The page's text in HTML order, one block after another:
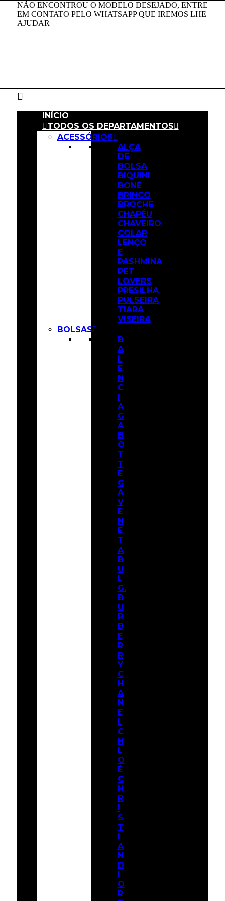
NÃO ENCONTROU O MODELO DESEJADO, ENTRE
EM CONTATO PELO WHATSAPP QUE IREMOS LHE
AJUDAR
O que você está buscando?
Cadastre-se | Login
INÍCIO
TODOS OS DEPARTAMENTOS
ACESSÓRIOS
ALÇA
DE
BOLSA
BIQUINI
BONÉ
BRINCO
BROCHE
CHAPÉU
CHAVEIRO
COLAR
LENÇO
E
PASHMINA
PET
LOVERS
PRESILHA
PULSEIRA
TIARA
VISEIRA
BOLSAS
B
A
L
E
N
C
I
A
G
A
B
O
T
T
E
G
A
V
E
N
E
T
A
B
U
L
G.
B
U
R
B
E
R
R
Y
C
H
A
N
E
L
C
H
L
O
É
C
H
R
I
S
T
I
A
N
D
I
O
R